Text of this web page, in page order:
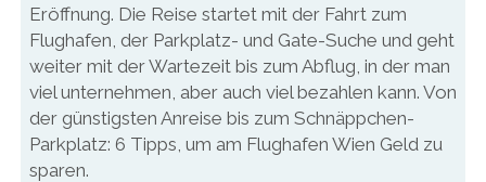
Eröffnung. Die Reise startet mit der Fahrt zum
Flughafen, der Parkplatz- und Gate-Suche und geht
weiter mit der Wartezeit bis zum Abflug, in der man
viel unternehmen, aber auch viel bezahlen kann. Von
der günstigsten Anreise bis zum Schnäppchen-
Parkplatz: 6 Tipps, um am Flughafen Wien Geld zu
sparen.